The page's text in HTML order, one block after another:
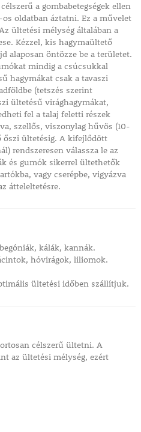
a gombabetegségek ellen
oldatban áztatni. Ez a művelet
ültetési mélység általában a
Kézzel, kis hagymaültető
alaposan öntözze be a területet.
mindig a csúcsukkal
hagymákat csak a tavaszi
(tetszés szerint
ültetésű virághagymákat,
fel a talaj feletti részek
szellős, viszonylag hűvös (10-
őszi ültetésig. A kifejlődött
rendszeresen válassza le az
és gumók sikerrel ültethetők
vagy cserépbe, vigyázva
átteleltetésre.
kálák, kannák.
hóvirágok, liliomok.
ültetési időben szállítjuk.
célszerű ültetni. A
az ültetési mélység, ezért